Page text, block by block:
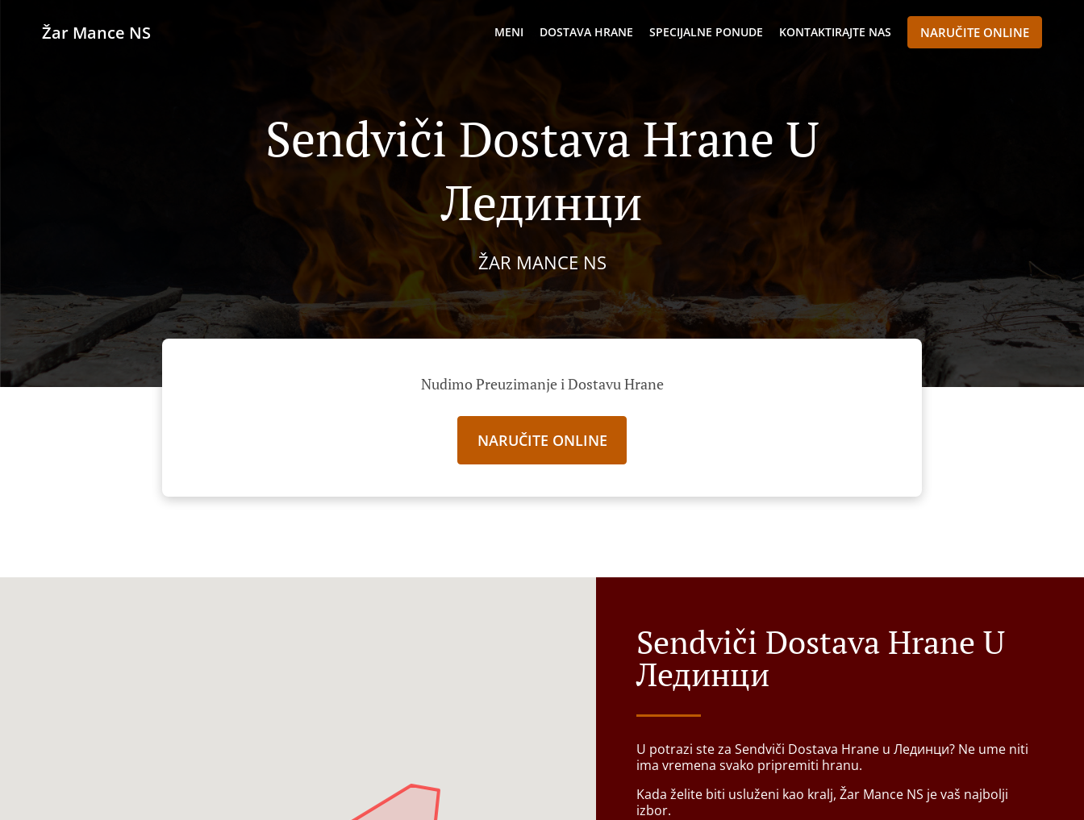
Žar Mance NS MENI DOSTAVA HRANE SPECIJALNE PONUDE KONTAKTIRAJTE NAS NARUČITE ONLINE
Sendviči Dostava Hrane U
Лединци
ŽAR MANCE NS
Nudimo Preuzimanje i Dostavu Hrane
NARUČITE ONLINE
Sendviči Dostava Hrane U
Лединци
U potrazi ste za Sendviči Dostava Hrane u Лединци? Ne ume niti
ima vremena svako pripremiti hranu.
Kada želite biti usluženi kao kralj, Žar Mance NS je vaš najbolji
izbor.